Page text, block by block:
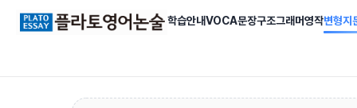
학습안내VOCA문장구조그래머영작변형지